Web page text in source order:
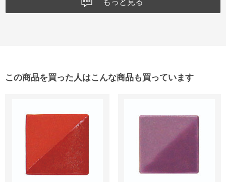
もっと見る
この商品を買った人はこんな商品も買っています